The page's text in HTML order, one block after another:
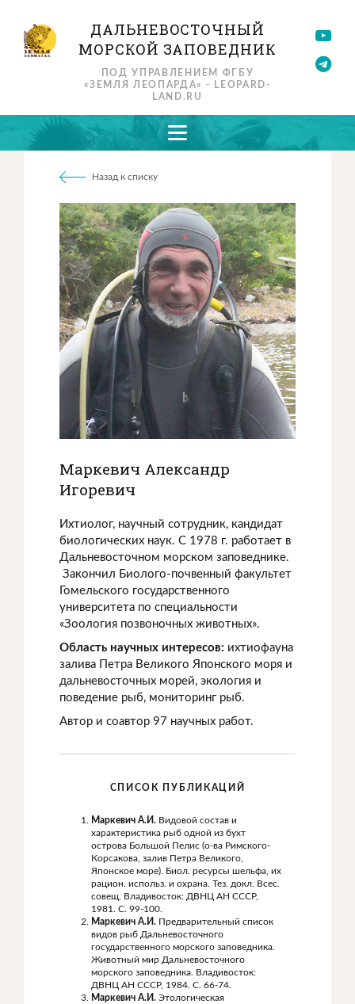
ДАЛЬНЕВОСТОЧНЫЙ
МОРСКОЙ ЗАПОВЕДНИК
ПОД УПРАВЛЕНИЕМ ФГБУ
«ЗЕМЛЯ ЛЕОПАРДА» - LEOPARD-
LAND.RU
Назад к списку
Маркевич Александр
Игоревич
Ихтиолог, научный сотрудник, кандидат
биологических наук. С 1978 г. работает в
Дальневосточном морском заповеднике.
Закончил Биолого-почвенный факультет
Гомельского государственного
университета по специальности
«Зоология позвоночных животных».
Область научных интересов: ихтиофауна
залива Петра Великого Японского моря и
дальневосточных морей, экология и
поведение рыб, мониторинг рыб.
Автор и соавтор 97 научных работ.
СПИСОК ПУБЛИКАЦИЙ
Маркевич А.И. Видовой состав и
характеристика рыб одной из бухт
острова Большой Пелис (о-ва Римского-
Корсакова, залив Петра Великого,
Японское море). Биол. ресурсы шельфа, их
рацион. использ. и охрана. Тез. докл. Всес.
совещ. Владивосток: ДВНЦ АН СССР,
1981. С. 99-100.
Маркевич А.И. Предварительный список
видов рыб Дальневосточного
государственного морского заповедника.
Животный мир Дальневосточного
морского заповедника. Владивосток:
ДВНЦ АН СССР, 1984. С. 66-74.
Маркевич А.И. Этологическая